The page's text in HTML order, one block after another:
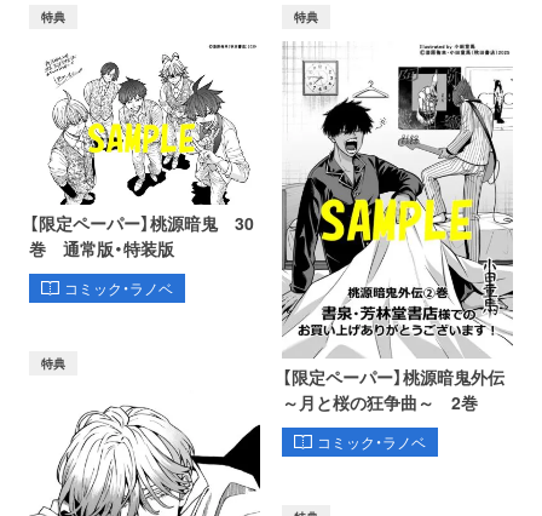
特典
【限定ペーパー】桃源暗鬼 30
巻 通常版・特装版
コミック・ラノベ
特典
【限定ペーパー】桃源暗鬼外伝
～月と桜の狂争曲～ 2巻
コミック・ラノベ
特典